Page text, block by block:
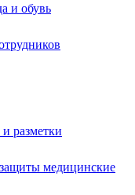
и обувь
разметки
медицинские